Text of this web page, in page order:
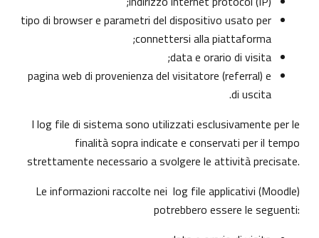
tipo di browser e parametri del dispositivo usato per
connettersi alla piattaforma;
data e orario di visita;
pagina web di provenienza del visitatore (referral) e
di uscita.
I log file di sistema sono utilizzati esclusivamente per le
finalità sopra indicate e conservati per il tempo
strettamente necessario a svolgere le attività precisate.
Le informazioni raccolte nei log file applicativi (Moodle)
potrebbero essere le seguenti: